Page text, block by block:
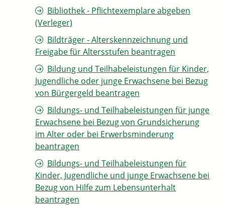
Bibliothek - Pflichtexemplare abgeben
(Verleger)
Bildträger - Alterskennzeichnung und
Freigabe für Altersstufen beantragen
Bildung und Teilhabeleistungen für Kinder,
Jugendliche oder junge Erwachsene bei Bezug
von Bürgergeld beantragen
Bildungs- und Teilhabeleistungen für junge
Erwachsene bei Bezug von Grundsicherung
im Alter oder bei Erwerbsminderung
beantragen
Bildungs- und Teilhabeleistungen für
Kinder, Jugendliche und junge Erwachsene bei
Bezug von Hilfe zum Lebensunterhalt
beantragen